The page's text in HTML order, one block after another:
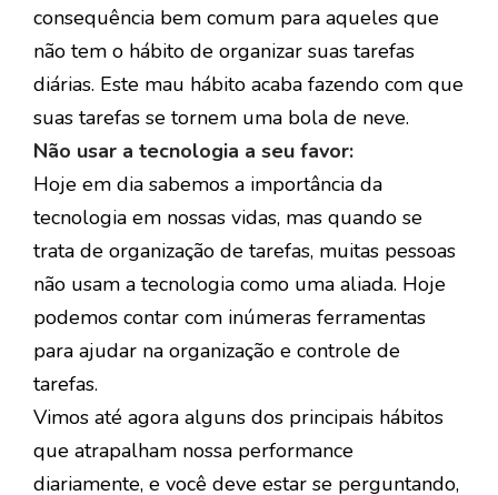
consequência bem comum para aqueles que
não tem o hábito de organizar suas tarefas
diárias. Este mau hábito acaba fazendo com que
suas tarefas se tornem uma bola de neve.
Não usar a tecnologia a seu favor:
Hoje em dia sabemos a importância da
tecnologia em nossas vidas, mas quando se
trata de organização de tarefas, muitas pessoas
não usam a tecnologia como uma aliada. Hoje
podemos contar com inúmeras ferramentas
para ajudar na organização e controle de
tarefas.
Vimos até agora alguns dos principais hábitos
que atrapalham nossa performance
diariamente, e você deve estar se perguntando,